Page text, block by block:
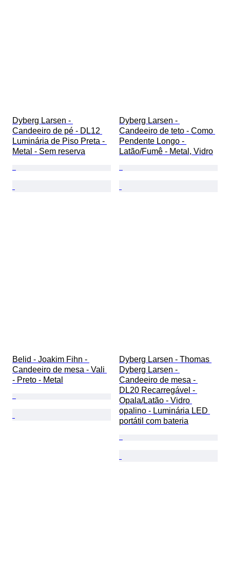
Dyberg Larsen -
Candeeiro de pé - DL12
Luminária de Piso Preta -
Metal - Sem reserva
Dyberg Larsen -
Candeeiro de teto - Como
Pendente Longo -
Latão/Fumê - Metal, Vidro
Belid - Joakim Fihn -
Candeeiro de mesa - Vali
- Preto - Metal
Dyberg Larsen - Thomas
Dyberg Larsen -
Candeeiro de mesa -
DL20 Recarregável -
Opala/Latão - Vidro
opalino - Luminária LED
portátil com bateria